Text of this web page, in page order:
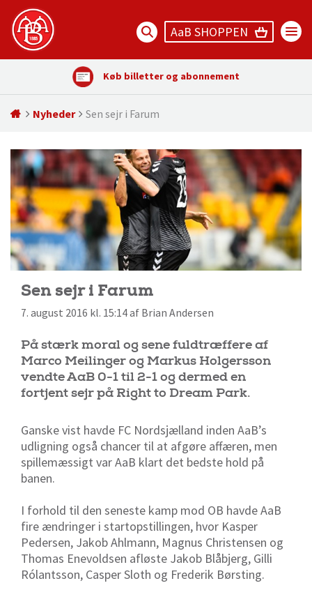
AaB SHOPPEN
Køb billetter og abonnement
Nyheder Sen sejr i Farum
Sen sejr i Farum
7. august 2016 kl. 15:14 af Brian Andersen
På stærk moral og sene fuldtræffere af
Marco Meilinger og Markus Holgersson
vendte AaB 0-1 til 2-1 og dermed en
fortjent sejr på Right to Dream Park.
Ganske vist havde FC Nordsjælland inden AaB’s
udligning også chancer til at afgøre affæren, men
spillemæssigt var AaB klart det bedste hold på
banen.
I forhold til den seneste kamp mod OB havde AaB
fire ændringer i startopstillingen, hvor Kasper
Pedersen, Jakob Ahlmann, Magnus Christensen og
Thomas Enevoldsen afløste Jakob Blåbjerg, Gilli
Rólantsson, Casper Sloth og Frederik Børsting.